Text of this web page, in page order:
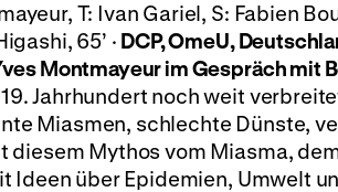
T: Ivan Gariel, S: Fabien
65’ · DCP, OmeU,
Montmayeur im Gespräch mit
Jahrhundert noch weit
Miasmen, schlechte Dünste,
diesem Mythos vom Miasma,
Ideen über Epidemien, Umwelt